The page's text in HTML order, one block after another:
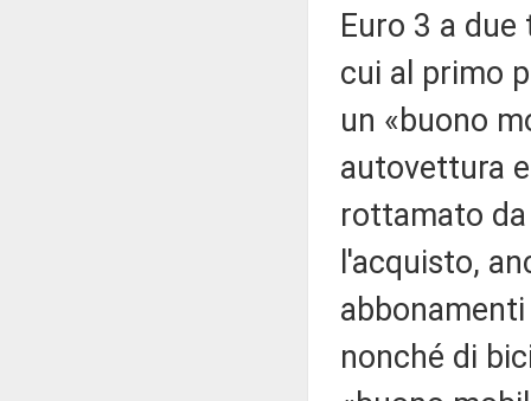
Euro 3 a
cui al primo
un «buono
autovettura
rottamato
l'acquisto,
nonché di